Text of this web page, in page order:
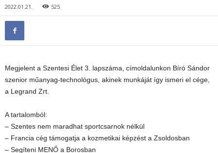
2022.01.21. 525
Megjelent a Szentesi Élet 3. lapszáma, címoldalunkon Bíró Sándor
szenior műanyag-technológus, akinek munkáját így ismeri el cége,
a Legrand Zrt.
A tartalomból:
– Szentes nem maradhat sportcsarnok nélkül
– Francia cég támogatja a kozmetikai képzést a Zsoldosban
– Segíteni MENŐ a Borosban